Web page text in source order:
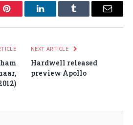
Pinterest LinkedInTumblr Email
NEXT ARTICLE
Hardwell released
preview Apollo